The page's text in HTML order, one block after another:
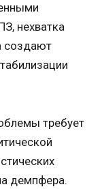
нехватка
создают
требует
демпфера.